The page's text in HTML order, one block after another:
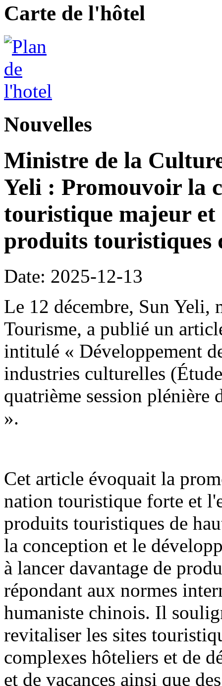
Carte de l'hôtel
Nouvelles
Ministre de la
Yeli : Promouvoir la
touristique majeur
produits touristiques
Date: 2025-12-13
Le 12 décembre, Sun Yeli,
Tourisme, a publié un
intitulé « Développement
industries culturelles
quatrième session
».
Cet article évoquait la
nation touristique forte et
produits touristiques de
la conception et le
à lancer davantage de
répondant aux normes
humaniste chinois. Il
revitaliser les sites
complexes hôteliers et de
et de vacances ainsi que